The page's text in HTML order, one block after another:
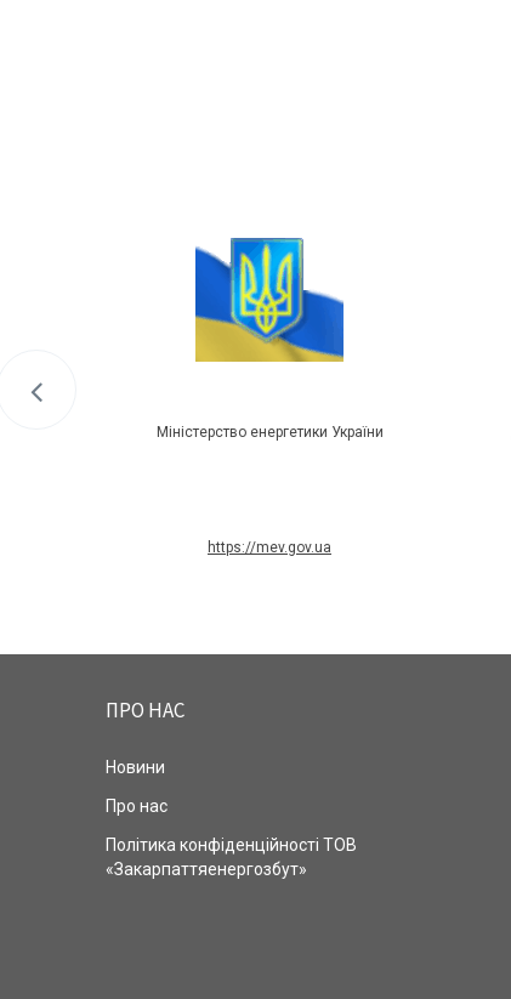
Міністерство енергетики України
https://mev.gov.ua
ПРО НАС
Новини
Про нас
Політика конфіденційності ТОВ
«Закарпаттяенергозбут»